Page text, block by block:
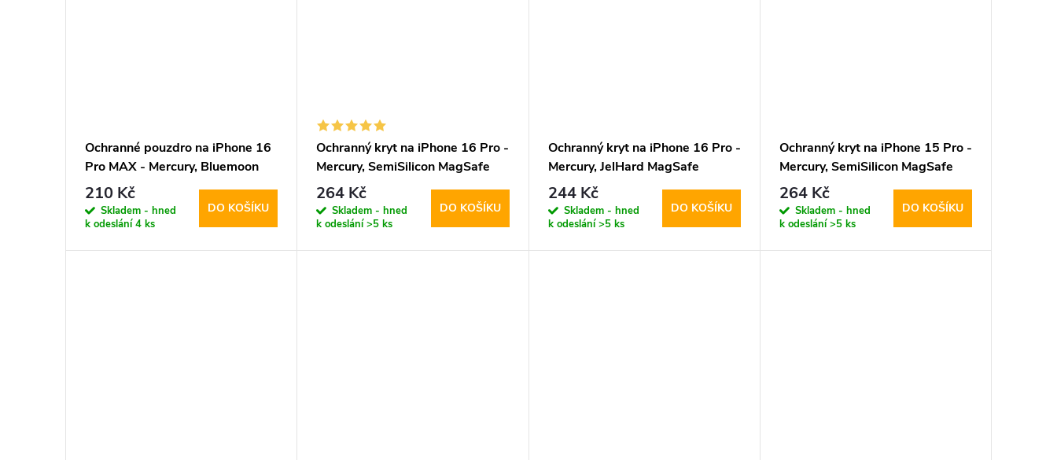
Ochranné pouzdro na iPhone 16
Pro MAX - Mercury, Bluemoon
Diary Red
210 Kč
Skladem - hned
k odeslání4 ks
DO KOŠÍKU
Ochranný kryt na iPhone 16 Pro -
Mercury, SemiSilicon MagSafe
Black
264 Kč
Skladem - hned
k odeslání>5 ks
DO KOŠÍKU
Ochranný kryt na iPhone 16 Pro -
Mercury, JelHard MagSafe
Transparent
244 Kč
Skladem - hned
k odeslání>5 ks
DO KOŠÍKU
Ochranný kryt na iPhone 15 Pro -
Mercury, SemiSilicon MagSafe
Red
264 Kč
Skladem - hned
k odeslání>5 ks
DO KOŠÍKU